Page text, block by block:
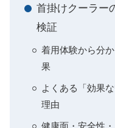
首掛けクーラー
検証
着用体験から分
果
よくある「効果
理由
健康面・安全性